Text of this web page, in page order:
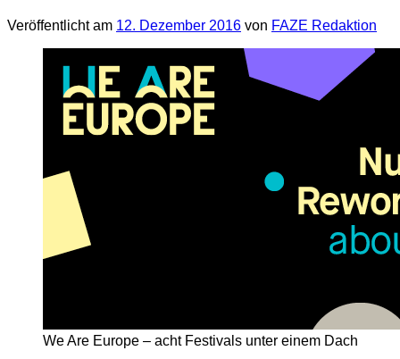
Veröffentlicht am 12. Dezember 2016 von FAZE Redaktion
We Are Europe – acht Festivals unter einem Dach